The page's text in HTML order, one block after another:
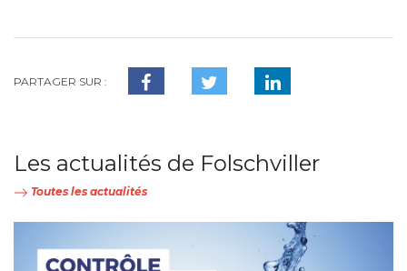
PARTAGER SUR :
Les actualités de Folschviller
Toutes les actualités